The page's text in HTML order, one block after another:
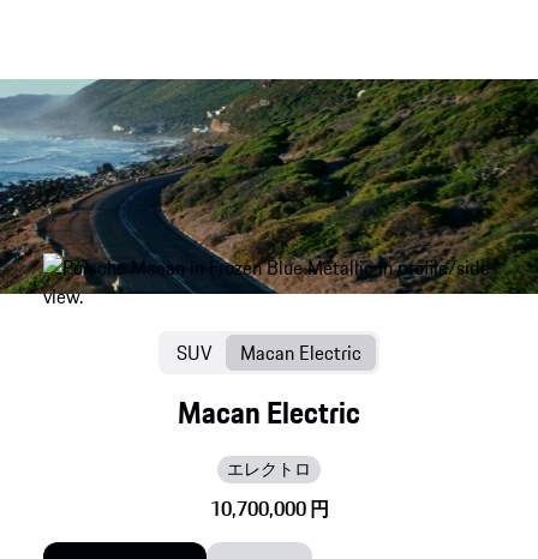
Macan Electric
エレクトロ
10,700,000 円
SUV Macan Electric